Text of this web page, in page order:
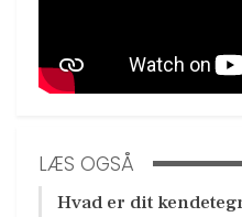
LÆS OGSÅ
Hvad er dit